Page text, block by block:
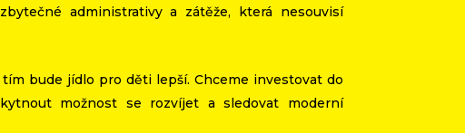
administrativy a zátěže, která nesouvisí
bude jídlo pro děti lepší. Chceme investovat do
možnost se rozvíjet a sledovat moderní